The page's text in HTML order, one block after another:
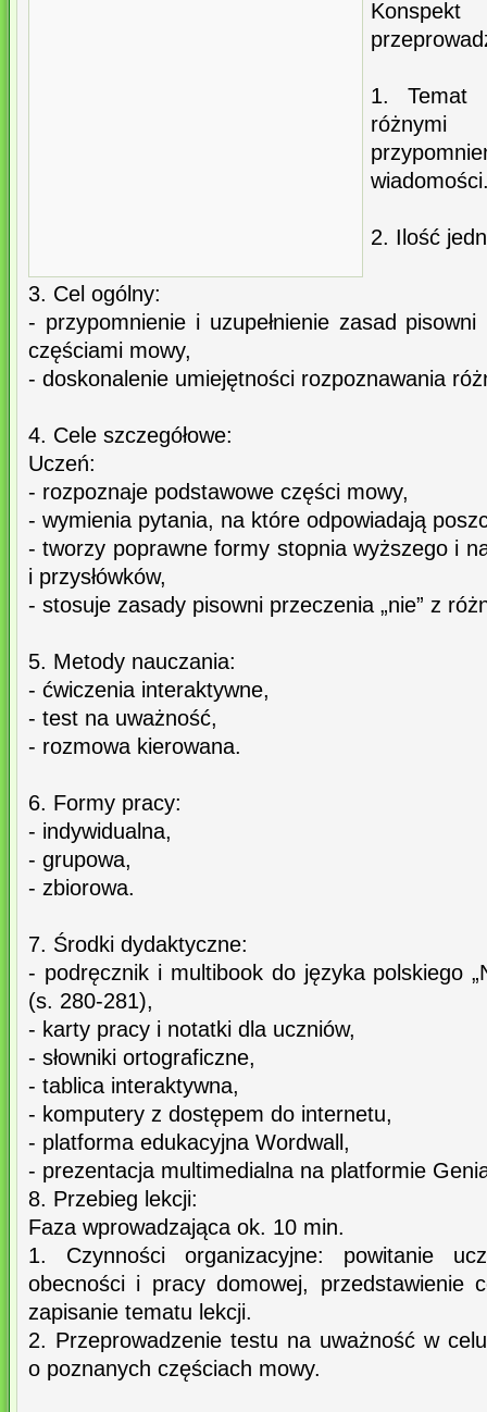
Konspekt
1. Temat
różnymi
2. Ilość
3. Cel ogólny:
- przypomnienie i uzupełnienie zasad pisowni
częściami mowy,
- doskonalenie umiejętności rozpoznawania
4. Cele szczegółowe:
Uczeń:
- rozpoznaje podstawowe części mowy,
- wymienia pytania, na które odpowiadają
- tworzy poprawne formy stopnia wyższego i
i przysłówków,
- stosuje zasady pisowni przeczenia „nie” z
5. Metody nauczania:
- ćwiczenia interaktywne,
- test na uważność,
- rozmowa kierowana.
6. Formy pracy:
- indywidualna,
- grupowa,
- zbiorowa.
7. Środki dydaktyczne:
- podręcznik i multibook do języka polskiego
(s. 280-281),
- karty pracy i notatki dla uczniów,
- słowniki ortograficzne,
- tablica interaktywna,
- komputery z dostępem do internetu,
- platforma edukacyjna Wordwall,
- prezentacja multimedialna na platformie
8. Przebieg lekcji:
Faza wprowadzająca ok. 10 min.
1. Czynności organizacyjne: powitanie
obecności i pracy domowej, przedstawienie
zapisanie tematu lekcji.
2. Przeprowadzenie testu na uważność w
o poznanych częściach mowy.